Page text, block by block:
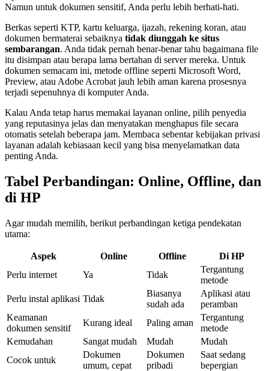
Namun untuk dokumen sensitif, Anda perlu lebih berhati-hati.
Berkas seperti KTP, kartu keluarga, ijazah, rekening koran, atau
dokumen bermaterai sebaiknya tidak diunggah ke situs
sembarangan. Anda tidak pernah benar-benar tahu bagaimana file
itu disimpan atau berapa lama bertahan di server mereka. Untuk
dokumen semacam ini, metode offline seperti Microsoft Word,
Preview, atau Adobe Acrobat jauh lebih aman karena prosesnya
terjadi sepenuhnya di komputer Anda.
Kalau Anda tetap harus memakai layanan online, pilih penyedia
yang reputasinya jelas dan menyatakan menghapus file secara
otomatis setelah beberapa jam. Membaca sebentar kebijakan privasi
layanan adalah kebiasaan kecil yang bisa menyelamatkan data
penting Anda.
Tabel Perbandingan: Online, Offline, dan
di HP
Agar mudah memilih, berikut perbandingan ketiga pendekatan
utama:
Aspek Online Offline
Di HP
Perlu internet
Ya Tidak
Tergantung
metode
Perlu instal aplikasi Tidak
Biasanya
sudah ada
Aplikasi atau
peramban
Keamanan
dokumen sensitif
Kurang ideal Paling aman
Tergantung
metode
Kemudahan
Sangat mudah Mudah
Mudah
Cocok untuk
Dokumen
umum, cepat
Dokumen
pribadi
Saat sedang
bepergian